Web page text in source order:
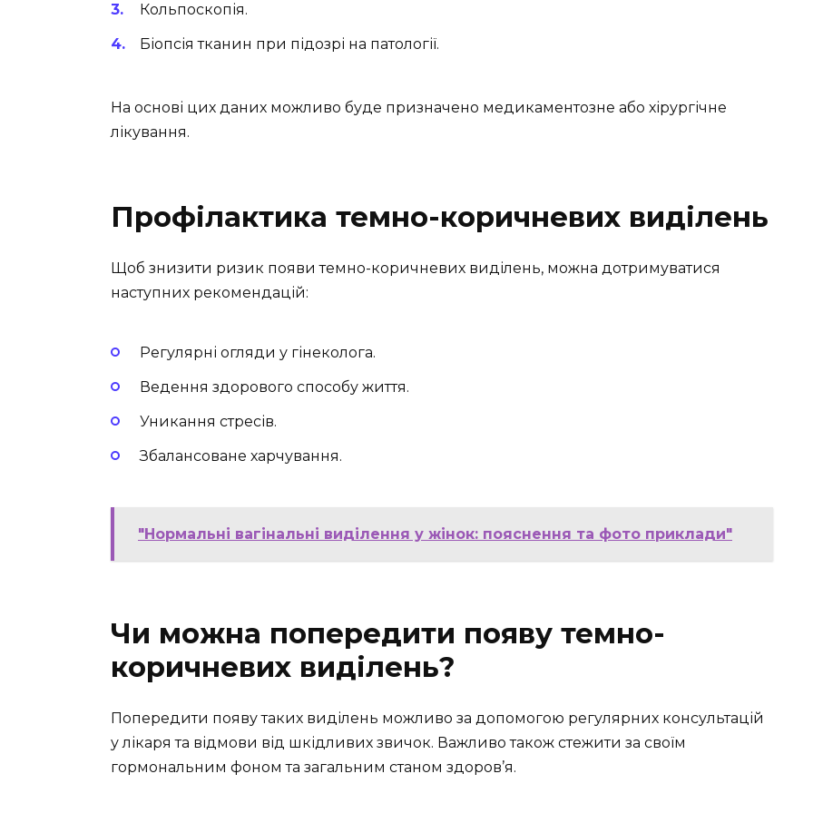
Кольпоскопія.
Біопсія тканин при підозрі на патології.
На основі цих даних можливо буде призначено медикаментозне або хірургічне
лікування.
Профілактика темно-коричневих виділень
Щоб знизити ризик появи темно-коричневих виділень, можна дотримуватися
наступних рекомендацій:
Регулярні огляди у гінеколога.
Ведення здорового способу життя.
Уникання стресів.
Збалансоване харчування.
"Нормальні вагінальні виділення у жінок: пояснення та фото приклади"
Чи можна попередити появу темно-
коричневих виділень?
Попередити появу таких виділень можливо за допомогою регулярних консультацій
у лікаря та відмови від шкідливих звичок. Важливо також стежити за своїм
гормональним фоном та загальним станом здоров’я.